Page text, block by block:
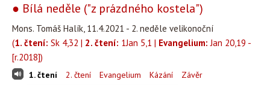
● Bílá neděle ("z prázdného kostela")
Mons. Tomáš Halík, 11.4.2021 - 2. neděle velikonoční
(1. čtení: Sk 4,32 | 2. čtení: 1Jan 5,1 | Evangelium: Jan 20,19 -
[r.2018])
1. čtení 2. čtení Evangelium Kázání Závěr